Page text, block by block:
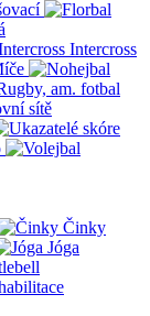
Intercross
sítě
Činky
Jóga